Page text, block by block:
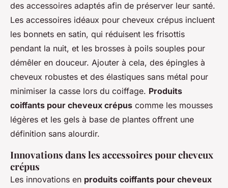
des accessoires adaptés afin de préserver leur santé.
Les accessoires idéaux pour cheveux crépus incluent
les bonnets en satin, qui réduisent les frisottis
pendant la nuit, et les brosses à poils souples pour
démêler en douceur. Ajouter à cela, des épingles à
cheveux robustes et des élastiques sans métal pour
minimiser la casse lors du coiffage. Produits
coiffants pour cheveux crépus comme les mousses
légères et les gels à base de plantes offrent une
définition sans alourdir.
Innovations dans les accessoires pour cheveux
crépus
Les innovations en produits coiffants pour cheveux